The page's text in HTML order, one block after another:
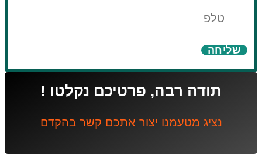
שליחה
תודה רבה, פרטיכם נקלטו !
נציג מטעמנו יצור אתכם קשר בהקדם